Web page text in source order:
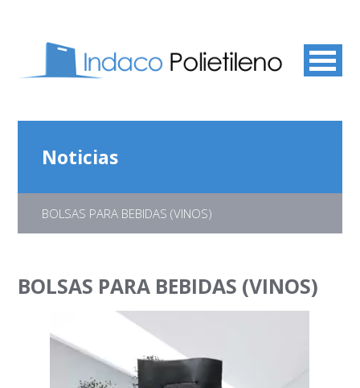
Noticias
BOLSAS PARA BEBIDAS (VINOS)
BOLSAS PARA BEBIDAS (VINOS)